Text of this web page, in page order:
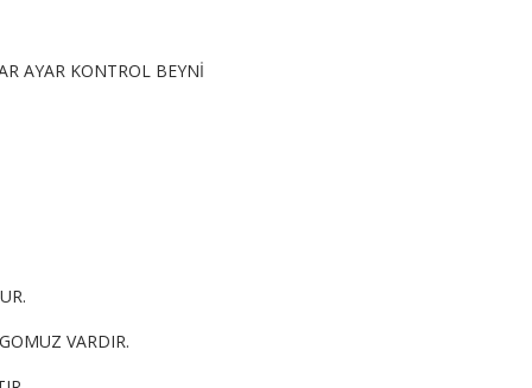
KONTROL BEYNİ
VARDIR.